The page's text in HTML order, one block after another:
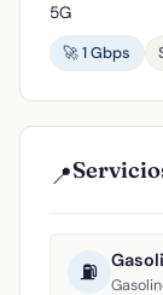
5G
🚀 1 Gbps
📍
⛽